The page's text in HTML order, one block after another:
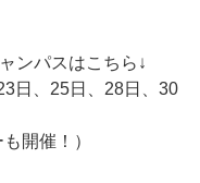
ンパスはこちら↓
日、25日、28日、30
開催！）